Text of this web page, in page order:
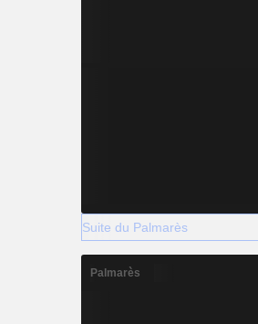
Suite du Palmarès
Palmarès